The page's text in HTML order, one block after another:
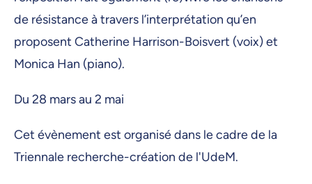
de résistance à travers l’interprétation qu’en
proposent Catherine Harrison-Boisvert (voix) et
Monica Han (piano).
Du 28 mars au 2 mai
Cet évènement est organisé dans le cadre de la
Triennale recherche-création de l'UdeM.